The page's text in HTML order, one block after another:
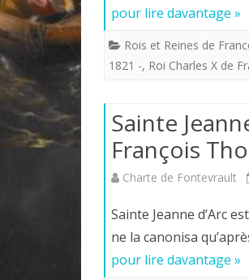
pour lire davantage »
Rois et Reines de
1821 -, Roi Charles X de
Sainte
François
Charte de Fontevrault
Sainte Jeanne d’Arc
ne la canonisa
pour lire davantage »